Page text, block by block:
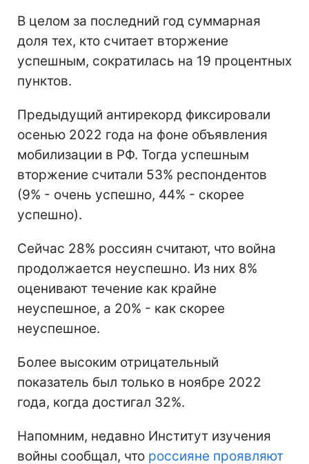
В целом за последний год суммарная
доля тех, кто считает вторжение
успешным, сократилась на 19 процентных
пунктов.
Предыдущий антирекорд фиксировали
осенью 2022 года на фоне объявления
мобилизации в РФ. Тогда успешным
вторжение считали 53% респондентов
(9% - очень успешно, 44% - скорее
успешно).
Сейчас 28% россиян считают, что война
продолжается неуспешно. Из них 8%
оценивают течение как крайне
неуспешное, а 20% - как скорее
неуспешное.
Более высоким отрицательный
показатель был только в ноябре 2022
года, когда достигал 32%.
Напомним, недавно Институт изучения
войны сообщал, что россияне проявляют